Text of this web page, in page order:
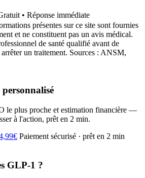
• Réponse immédiate
présentes sur ce site sont fournies
et ne constituent pas un avis médical.
de santé qualifié avant de
un traitement. Sources : ANSM,
le plus proche et estimation financière —
à l'action, prêt en 2 min.
Paiement sécurisé · prêt en 2 min
GLP-1 ?